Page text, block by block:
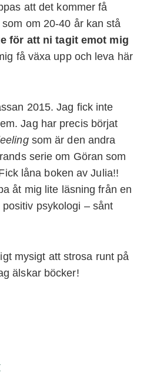
att det kommer få
om 20-40 år kan stå
för att ni tagit emot mig
få växa upp och leva här
2015. Jag fick inte
Jag har precis börjat
som är den andra
serie om Göran som
låna boken av Julia!!
åt mig lite läsning från en
psykologi – sånt
mysigt att strosa runt på
älskar böcker!